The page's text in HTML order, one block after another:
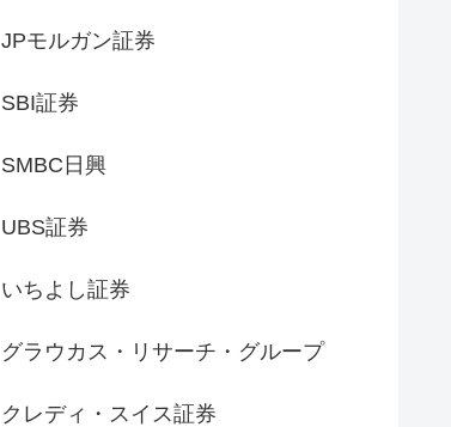
JPモルガン証券
SBI証券
SMBC日興
UBS証券
いちよし証券
グラウカス・リサーチ・グループ
クレディ・スイス証券